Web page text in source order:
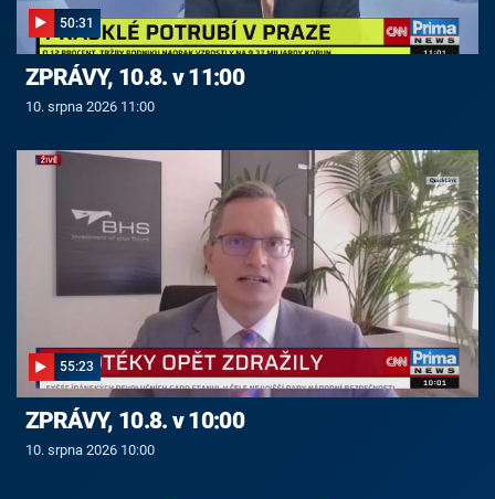
50:31
ZPRÁVY, 10.8. v 11:00
10. srpna 2026 11:00
55:23
ZPRÁVY, 10.8. v 10:00
10. srpna 2026 10:00